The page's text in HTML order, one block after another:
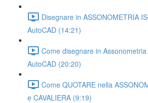
Disegnare in ASSONOMETRIA
AutoCAD (14:21)
Come disegnare in Assonometria
AutoCAD (20:20)
Come QUOTARE nella
e CAVALIERA (9:19)